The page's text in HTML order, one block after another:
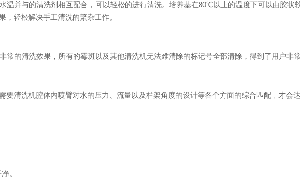
温并与的清洗剂相互配合，可以轻松的进行清洗。培养基在80℃以上的温度下可以由胶状
，轻松解决手工清洗的繁杂工作。
常的清洗效果，所有的霉斑以及其他清洗机无法难清除的标记号全部清除，得到了用户非常
要清洗机腔体内喷臂对水的压力、流量以及栏架角度的设计等各个方面的综合匹配，才会
。